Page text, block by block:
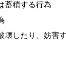
蓄積する行為
したり、妨害